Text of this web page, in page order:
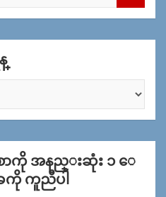
ာကို အနည္းဆုံး ၁ ေ
ကို ကူညီပါ